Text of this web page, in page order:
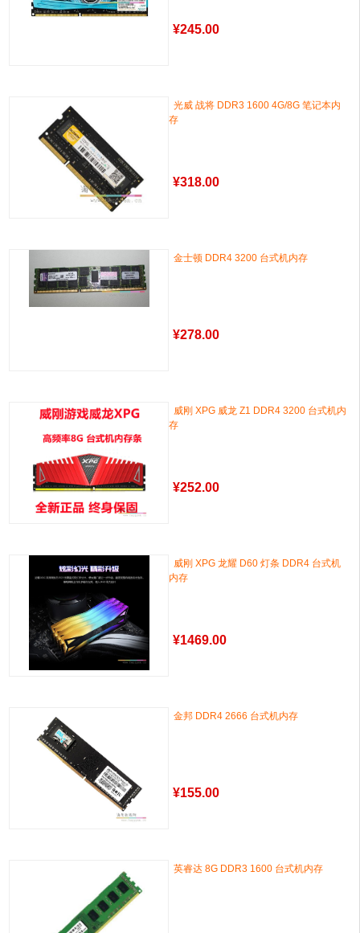
¥245.00
光威 战将 DDR3 1600 4G/8G 笔记本内
存
¥318.00
金士顿 DDR4 3200 台式机内存
¥278.00
威刚 XPG 威龙 Z1 DDR4 3200 台式机内
存
¥252.00
威刚 XPG 龙耀 D60 灯条 DDR4 台式机
内存
¥1469.00
金邦 DDR4 2666 台式机内存
¥155.00
英睿达 8G DDR3 1600 台式机内存